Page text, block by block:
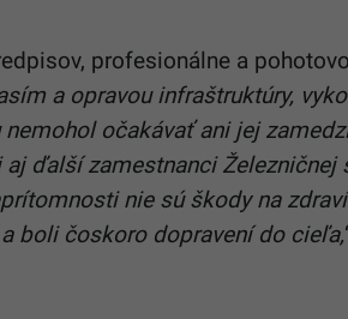
profesionálne a
a opravou infraštruktúry,
očakávať ani jej
ďalší zamestnanci Železničnej
nie sú škody na
boli čoskoro dopravení do cieľa,